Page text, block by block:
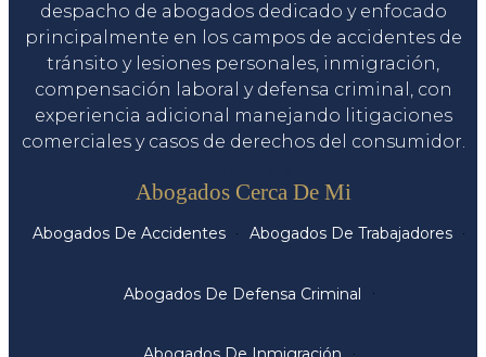
despacho de abogados dedicado y enfocado
principalmente en los campos de accidentes de
tránsito y lesiones personales, inmigración,
compensación laboral y defensa criminal, con
experiencia adicional manejando litigaciones
comerciales y casos de derechos del consumidor.
Abogados Cerca De Mi
Abogados De Accidentes Abogados De Trabajadores
Abogados De Defensa Criminal